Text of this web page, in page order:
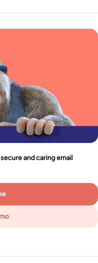
and caring email